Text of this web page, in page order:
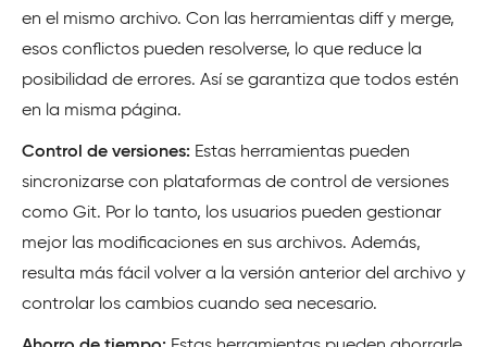
en el mismo archivo. Con las herramientas diff y merge,
esos conflictos pueden resolverse, lo que reduce la
posibilidad de errores. Así se garantiza que todos estén
en la misma página.
Control de versiones: Estas herramientas pueden
sincronizarse con plataformas de control de versiones
como Git. Por lo tanto, los usuarios pueden gestionar
mejor las modificaciones en sus archivos. Además,
resulta más fácil volver a la versión anterior del archivo y
controlar los cambios cuando sea necesario.